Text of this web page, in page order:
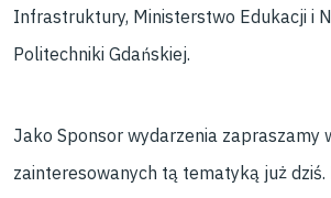
Infrastruktury, Ministerstwo Edukacji i
Politechniki Gdańskiej.
Jako Sponsor wydarzenia zapraszamy
zainteresowanych tą tematyką już dziś.